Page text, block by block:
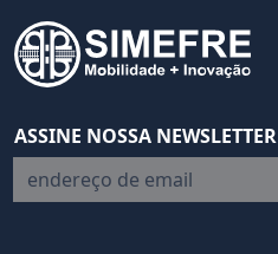
ASSINE NOSSA NEWSLETTER
endereço de email